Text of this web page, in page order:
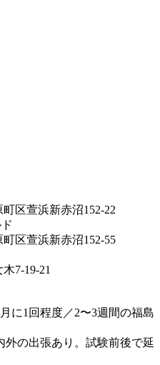
区萱浜新赤沼152-22
区萱浜新赤沼152-55
7-19-21
に1回程度／2〜3週間の福島
の出張あり。試験前後で延